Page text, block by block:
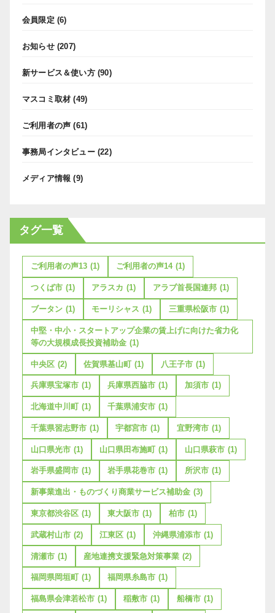
会員限定 (6)
お知らせ(207)
新サービス＆使い方(90)
マスコミ取材 (49)
ご利用者の声 (61)
事務局インタビュー(22)
メディア情報 (9)
タグ一覧
ご利用者の声13 (1) ご利用者の声14 (1)
つくば市 (1) アラスカ (1) アラブ首長国連邦 (1)
ブータン (1) モーリシャス (1) 三重県松阪市 (1)
中堅・中小・スタートアップ企業の賃上げに向けた省力化
等の大規模成長投資補助金 (1)
中央区 (2) 佐賀県基山町 (1) 八王子市 (1)
兵庫県宝塚市 (1) 兵庫県西脇市 (1) 加須市 (1)
北海道中川町 (1) 千葉県浦安市 (1)
千葉県習志野市 (1) 宇都宮市 (1) 宜野湾市 (1)
山口県光市 (1) 山口県田布施町 (1) 山口県萩市 (1)
岩手県盛岡市 (1) 岩手県花巻市 (1) 所沢市 (1)
新事業進出・ものづくり商業サービス補助金 (3)
東京都渋谷区 (1) 東大阪市 (1) 柏市 (1)
武蔵村山市 (2) 江東区 (1) 沖縄県浦添市 (1)
清瀬市 (1) 産地連携支援緊急対策事業 (2)
福岡県岡垣町 (1) 福岡県糸島市 (1)
福島県会津若松市 (1) 稲敷市 (1) 船橋市 (1)